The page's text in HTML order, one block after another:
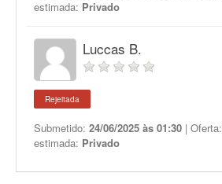
estimada: Privado
Luccas B.
Rejeitada
Submetido: 24/06/2025 às 01:30 | Oferta:
estimada: Privado